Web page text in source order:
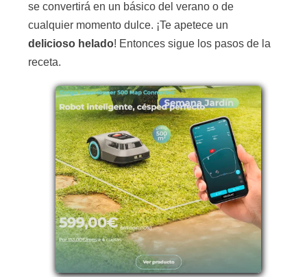
se convertirá en un básico del verano o de
cualquier momento dulce. ¡Te apetece un
delicioso helado! Entonces sigue los pasos de la
receta.